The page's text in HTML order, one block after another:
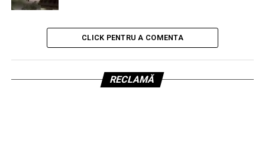
CLICK PENTRU A COMENTA
RECLAMĂ